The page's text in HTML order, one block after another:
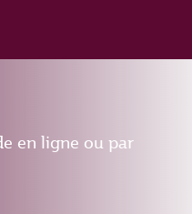
en ligne ou par